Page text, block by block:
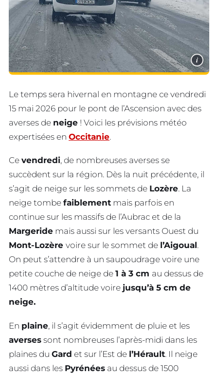
i
Le temps sera hivernal en montagne ce vendredi
15 mai 2026 pour le pont de l’Ascension avec des
averses de neige ! Voici les prévisions météo
expertisées en Occitanie.
Ce vendredi, de nombreuses averses se
succèdent sur la région. Dès la nuit précédente, il
s’agit de neige sur les sommets de Lozère. La
neige tombe faiblement mais parfois en
continue sur les massifs de l’Aubrac et de la
Margeride mais aussi sur les versants Ouest du
Mont-Lozère voire sur le sommet de l’Aigoual.
On peut s’attendre à un saupoudrage voire une
petite couche de neige de 1 à 3 cm au dessus de
1400 mètres d’altitude voire jusqu’à 5 cm de
neige.
En plaine, il s’agit évidemment de pluie et les
averses sont nombreuses l’après-midi dans les
plaines du Gard et sur l’Est de l’Hérault. Il neige
aussi dans les Pyrénées au dessus de 1500